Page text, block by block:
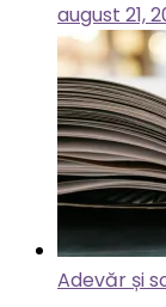
august 21,
Adevăr și